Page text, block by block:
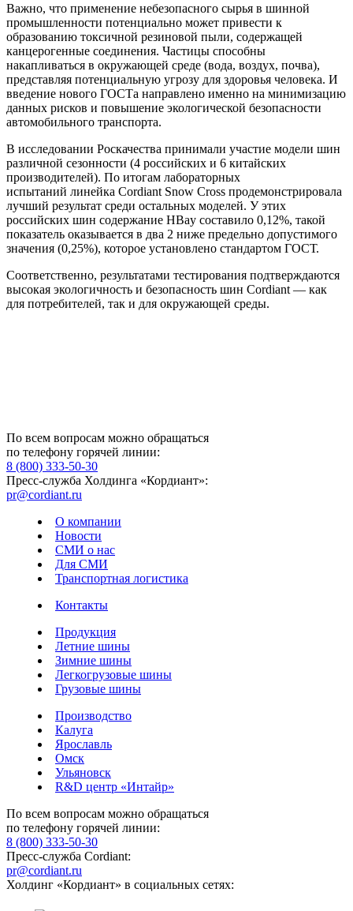
Важно, что применение небезопасного сырья в шинной
промышленности потенциально может привести к
образованию токсичной резиновой пыли, содержащей
канцерогенные соединения. Частицы способны
накапливаться в окружающей среде (вода, воздух, почва),
представляя потенциальную угрозу для здоровья человека. И
введение нового ГОСТа направлено именно на минимизацию
данных рисков и повышение экологической безопасности
автомобильного транспорта.
В исследовании Роскачества принимали участие модели шин
различной сезонности (4 российских и 6 китайских
производителей). По итогам лабораторных
испытаний линейка Cordiant Snow Cross продемонстрировала
лучший результат среди остальных моделей. У этих
российских шин содержание HBay составило 0,12%, такой
показатель оказывается в два 2 ниже предельно допустимого
значения (0,25%), которое установлено стандартом ГОСТ.
Соответственно, результатами тестирования подтверждаются
высокая экологичность и безопасность шин Cordiant — как
для потребителей, так и для окружающей среды.
По всем вопросам можно обращаться
по телефону горячей линии:
8 (800) 333-50-30
Пресс-служба Холдинга «Кордиант»:
pr@cordiant.ru
О компании
Новости
СМИ о нас
Для СМИ
Транспортная логистика
Контакты
Продукция
Летние шины
Зимние шины
Легкогрузовые шины
Грузовые шины
Производство
Калуга
Ярославль
Омск
Ульяновск
R&D центр «Интайр»
По всем вопросам можно обращаться
по телефону горячей линии:
8 (800) 333-50-30
Пресс-служба Cordiant:
pr@cordiant.ru
Холдинг «Кордиант» в социальных сетях: